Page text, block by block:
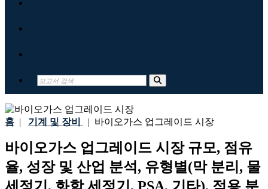
홈 | 기계 및 장비 | 바이오가스 업그레이드 시장
바이오가스 업그레이드 시장 규모, 점유
율, 성장 및 산업 분석, 유형별(막 분리, 물